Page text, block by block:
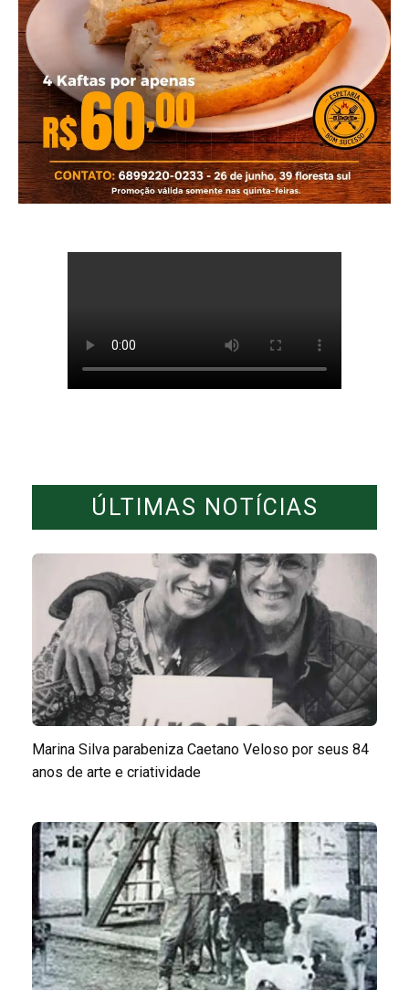
ÚLTIMAS NOTÍCIAS
Marina Silva parabeniza Caetano Veloso por seus 84
anos de arte e criatividade